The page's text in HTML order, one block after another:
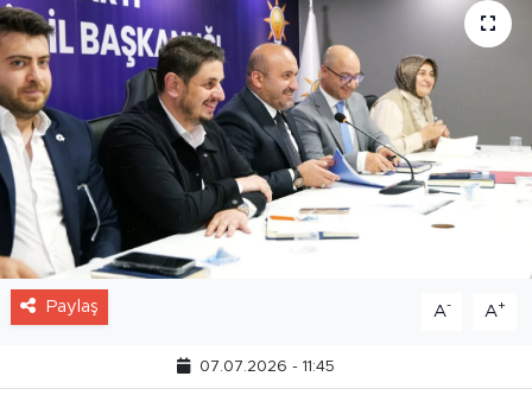
Paylaş A- A+
07.07.2026 - 11:45